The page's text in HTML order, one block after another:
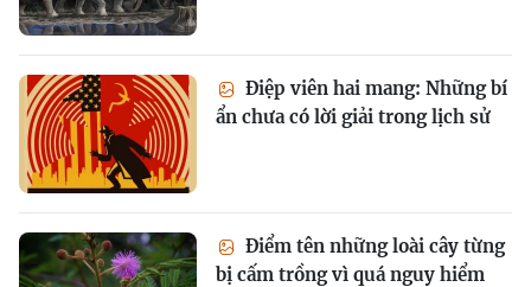
Điệp viên hai mang: Những bí
ẩn chưa có lời giải trong lịch sử
Điểm tên những loài cây từng
bị cấm trồng vì quá nguy hiểm